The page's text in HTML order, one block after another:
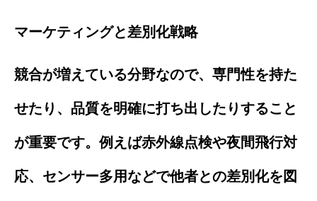
マーケティングと差別化戦略
競合が増えている分野なので、専門性を持た
せたり、品質を明確に打ち出したりすること
が重要です。例えば赤外線点検や夜間飛行対
応、センサー多用などで他者との差別化を図